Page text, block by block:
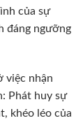
của sự
đáng ngưỡng
việc nhận
Phát huy sự
khéo léo của